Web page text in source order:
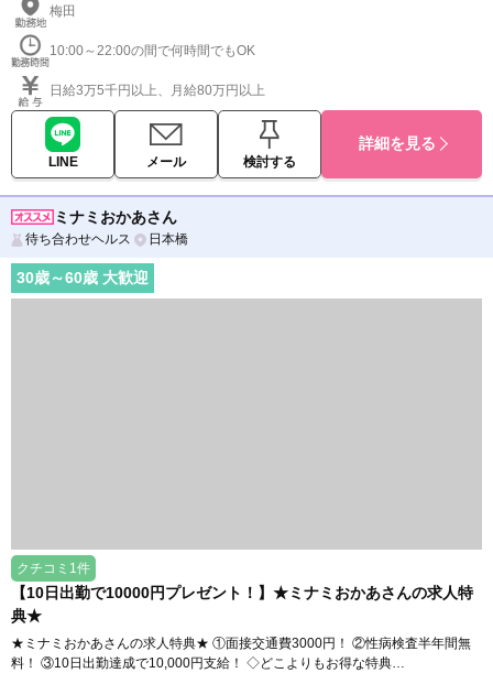
梅田
10:00～22:00の間で何時間でもOK
日給3万5千円以上、月給80万円以上
LINE メール 検討する
詳細を見る
ミナミおかあさん
待ち合わせヘルス 日本橋
30歳～60歳 大歓迎
クチコミ1件
【10日出勤で10000円プレゼント！】★ミナミおかあさんの求人特
典★
★ミナミおかあさんの求人特典★ ①面接交通費3000円！ ②性病検査半年間無
料！ ③10日出勤達成で10,000円支給！ ◇どこよりもお得な特典…